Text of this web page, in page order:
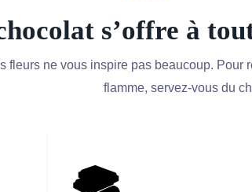
s’offre à
fleurs ne vous inspire pas beaucoup.
flamme, servez-vous du